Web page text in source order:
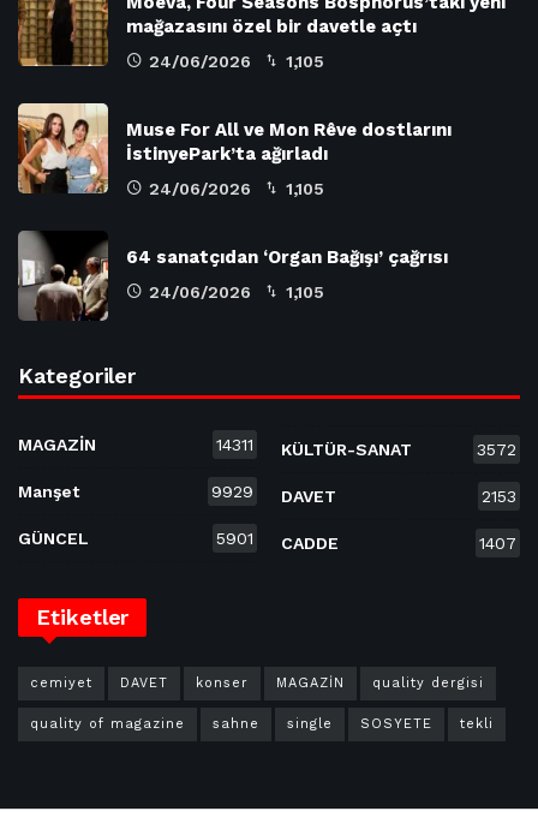
mağazasını özel bir davetle açtı
24/06/2026 1,105
Muse For All ve Mon Rêve dostlarını
İstinyePark’ta ağırladı
24/06/2026 1,105
64 sanatçıdan ‘Organ Bağışı’ çağrısı
24/06/2026 1,105
Kategoriler
MAGAZİN 14311
Manşet 9929
GÜNCEL 5901
KÜLTÜR-SANAT 3572
DAVET 2153
CADDE 1407
Etiketler
cemiyet DAVET konser MAGAZİN quality dergisi
quality of magazine sahne single SOSYETE tekli